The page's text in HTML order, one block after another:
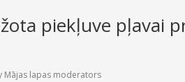
piekļuve pļavai
Mājas lapas moderators